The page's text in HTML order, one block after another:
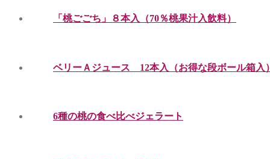
「桃ごごち」８本入（70％桃果汁入飲料）
ベリーＡジュース 12本入（お得な段ボール箱入
6種の桃の食べ比べジェラート